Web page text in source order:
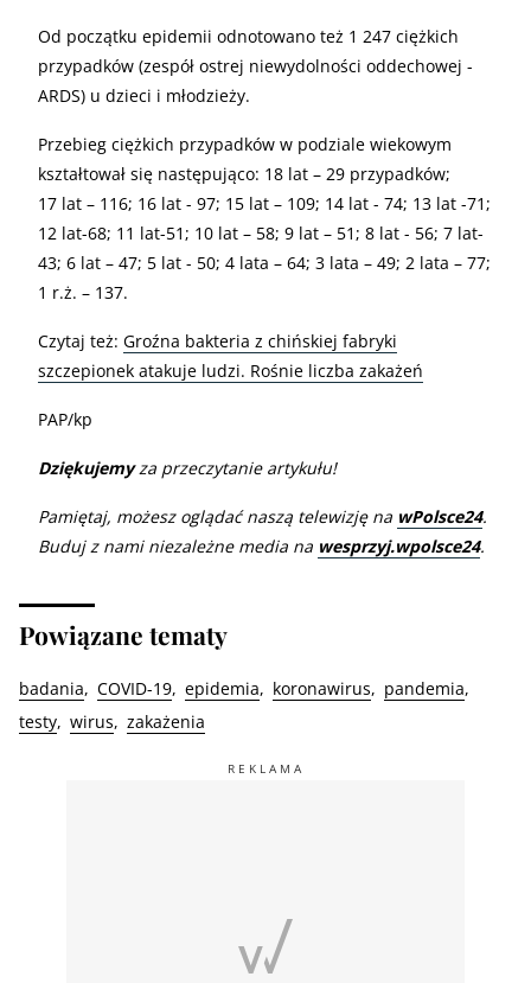
Od początku epidemii odnotowano też 1 247 ciężkich
przypadków (zespół ostrej niewydolności oddechowej -
ARDS) u dzieci i młodzieży.
Przebieg ciężkich przypadków w podziale wiekowym
kształtował się następująco: 18 lat – 29 przypadków;
17 lat – 116; 16 lat - 97; 15 lat – 109; 14 lat - 74; 13 lat -71;
12 lat-68; 11 lat-51; 10 lat – 58; 9 lat – 51; 8 lat - 56; 7 lat-
43; 6 lat – 47; 5 lat - 50; 4 lata – 64; 3 lata – 49; 2 lata – 77;
1 r.ż. – 137.
Czytaj też: Groźna bakteria z chińskiej fabryki
szczepionek atakuje ludzi. Rośnie liczba zakażeń
PAP/kp
Dziękujemyza przeczytanie artykułu!
Pamiętaj, możesz oglądać naszą telewizję na wPolsce24.
Buduj z nami niezależne media na wesprzyj.wpolsce24.
Powiązane tematy
badania COVID-19 epidemia koronawirus
pandemia
testy wirus zakażenia